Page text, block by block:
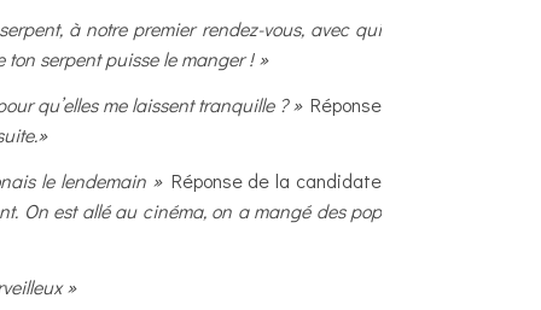
à notre premier rendez-vous, avec qui
serpent puisse le manger ! »
qu’elles me laissent tranquille ? »Réponse
le lendemain »Réponse de la candidate
On est allé au cinéma, on a mangé des pop
»